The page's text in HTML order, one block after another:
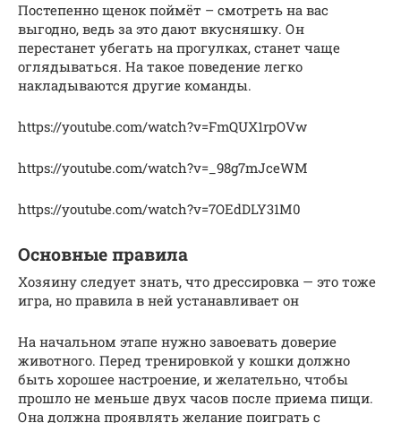
Постепенно щенок поймёт – смотреть на вас
выгодно, ведь за это дают вкусняшку. Он
перестанет убегать на прогулках, станет чаще
оглядываться. На такое поведение легко
накладываются другие команды.
https://youtube.com/watch?v=FmQUX1rpOVw
https://youtube.com/watch?v=_98g7mJceWM
https://youtube.com/watch?v=7OEdDLY31M0
Основные правила
Хозяину следует знать, что дрессировка — это тоже
игра, но правила в ней устанавливает он
На начальном этапе нужно завоевать доверие
животного. Перед тренировкой у кошки должно
быть хорошее настроение, и желательно, чтобы
прошло не меньше двух часов после приема пищи.
Она должна проявлять желание поиграть с